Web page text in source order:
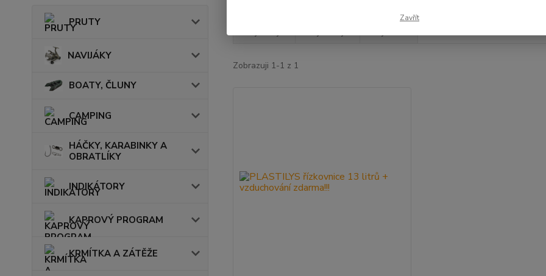
PRUTY
NAVIJÁKY
BOATY, ČLUNY
CAMPING
HÁČKY, KARABINKY A
OBRATLÍKY
INDIKÁTORY
KAPROVÝ PROGRAM
KRMÍTKA A ZÁTĚŽE
Zobrazuji 1-1 z 1
Zavřít